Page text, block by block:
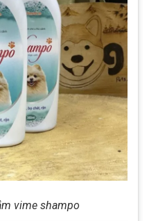
vime shampo